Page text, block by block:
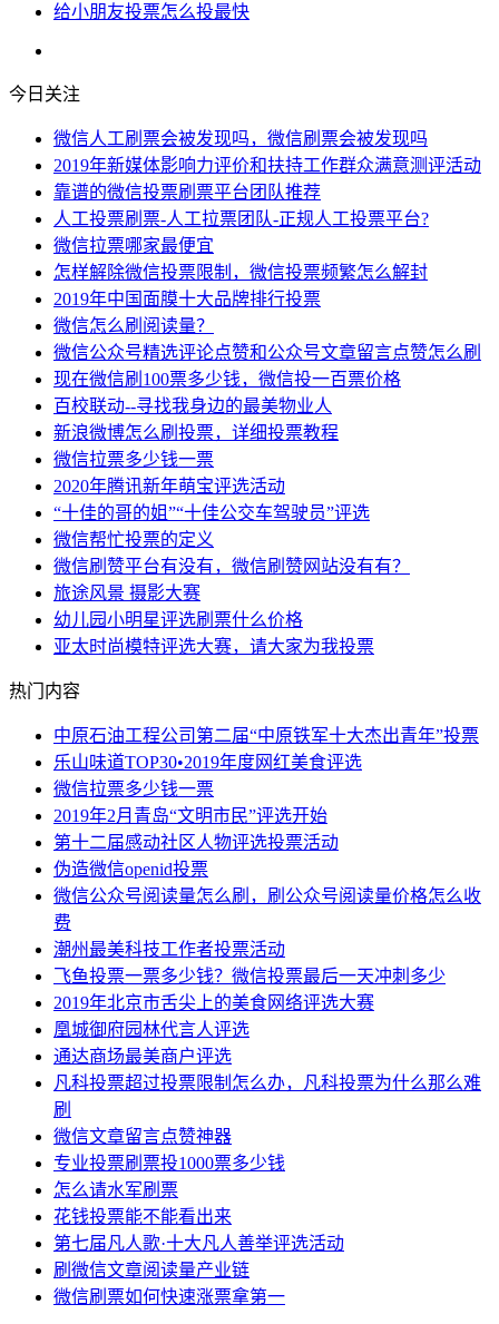
给小朋友投票怎么投最快
今日关注
微信人工刷票会被发现吗，微信刷票会被发现吗
2019年新媒体影响力评价和扶持工作群众满意测评活动
靠谱的微信投票刷票平台团队推荐
人工投票刷票-人工拉票团队-正规人工投票平台?
微信拉票哪家最便宜
怎样解除微信投票限制，微信投票频繁怎么解封
2019年中国面膜十大品牌排行投票
微信怎么刷阅读量？
微信公众号精选评论点赞和公众号文章留言点赞怎么刷
现在微信刷100票多少钱，微信投一百票价格
百校联动--寻找我身边的最美物业人
新浪微博怎么刷投票，详细投票教程
微信拉票多少钱一票
2020年腾讯新年萌宝评选活动
“十佳的哥的姐”“十佳公交车驾驶员”评选
微信帮忙投票的定义
微信刷赞平台有没有，微信刷赞网站没有有？
旅途风景 摄影大赛
幼儿园小明星评选刷票什么价格
亚太时尚模特评选大赛，请大家为我投票
热门内容
中原石油工程公司第二届“中原铁军十大杰出青年”投票
乐山味道TOP30•2019年度网红美食评选
微信拉票多少钱一票
2019年2月青岛“文明市民”评选开始
第十二届感动社区人物评选投票活动
伪造微信openid投票
微信公众号阅读量怎么刷，刷公众号阅读量价格怎么收
费
潮州最美科技工作者投票活动
飞鱼投票一票多少钱？微信投票最后一天冲刺多少
2019年北京市舌尖上的美食网络评选大赛
凰城御府园林代言人评选
通达商场最美商户评选
凡科投票超过投票限制怎么办，凡科投票为什么那么难
刷
微信文章留言点赞神器
专业投票刷票投1000票多少钱
怎么请水军刷票
花钱投票能不能看出来
第七届凡人歌·十大凡人善举评选活动
刷微信文章阅读量产业链
微信刷票如何快速涨票拿第一